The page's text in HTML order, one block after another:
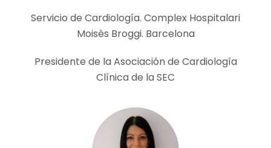
Servicio de Cardiología. Complex Hospitalari
Moisès Broggi. Barcelona
Presidente de la Asociación de Cardiología
Clínica de la SEC